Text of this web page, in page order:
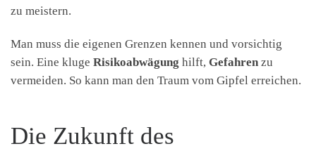
zu meistern.
Man muss die eigenen Grenzen kennen und vorsichtig
sein. Eine kluge Risikoabwägung hilft, Gefahren zu
vermeiden. So kann man den Traum vom Gipfel erreichen.
Die Zukunft des